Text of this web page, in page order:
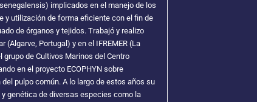
implicados en el manejo de los
y utilización de forma eficiente con el fin de
de órganos y tejidos. Trabajó y realizo
Portugal) y en el IFREMER (La
de Cultivos Marinos del Centro
en el proyecto ECOPHYN sobre
pulpo común. A lo largo de estos años su
genética de diversas especies como la